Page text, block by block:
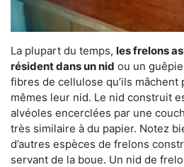
La plupart du temps, les frelons
résident dans un nid ou un
fibres de cellulose qu’ils
mêmes leur nid. Le nid construit
alvéoles encerclées par une
très similaire à du papier. Notez
d’autres espèces de frelons
servant de la boue. Un nid de